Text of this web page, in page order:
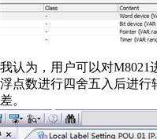
我认为，用户可以对M8021
浮点数进行四舍五入后进行
差。